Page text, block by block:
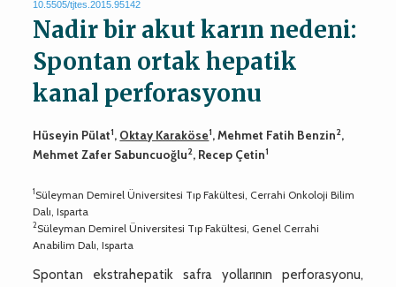
10.5505/tjtes.2015.95142
Nadir bir akut karın nedeni:
Spontan ortak hepatik
kanal perforasyonu
Hüseyin Pülat1, Oktay Karaköse1, Mehmet Fatih Benzin2,
Mehmet Zafer Sabuncuoğlu2, Recep Çetin1
1Süleyman Demirel Üniversitesi Tıp Fakültesi, Cerrahi Onkoloji Bilim
Dalı, Isparta
2Süleyman Demirel Üniversitesi Tıp Fakültesi, Genel Cerrahi
Anabilim Dalı, Isparta
Spontan ekstrahepatik safra yollarının perforasyonu,